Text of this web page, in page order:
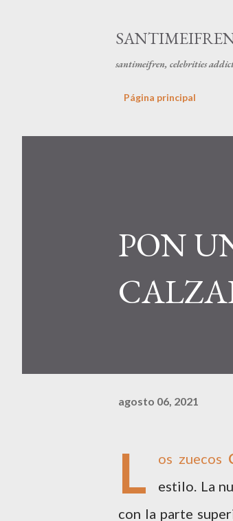
santimeifren, celebrities
Página principal
PON
agosto 06, 2021
L os zuecos
estilo. La
con la parte